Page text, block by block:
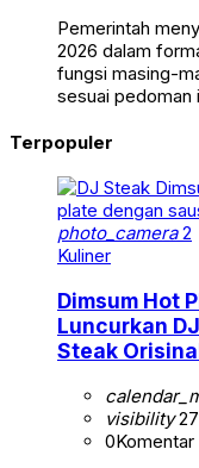
Pemerintah
2026 dalam
fungsi masing-
sesuai pedoman
Terpopuler
photo_camera2
Kuliner
Dimsum Hot
Luncurkan
Steak
visibility
0Komentar